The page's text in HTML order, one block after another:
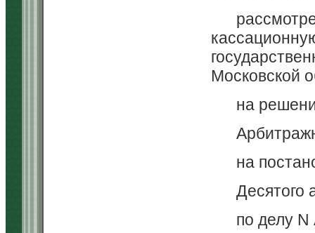
Московской
на
на
Десятого
по делу